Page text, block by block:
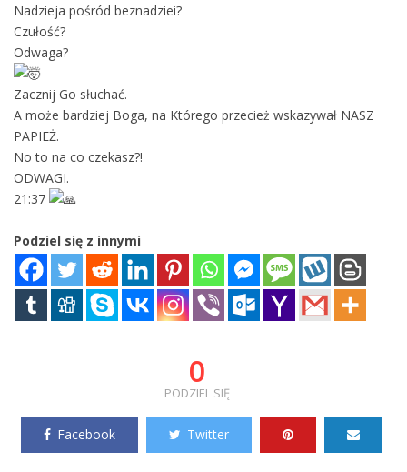
Nadzieja pośród beznadziei?
Czułość?
Odwaga?
Zacznij Go słuchać.
A może bardziej Boga, na Którego przecież wskazywał NASZ
PAPIEŻ.
No to na co czekasz?!
ODWAGI.
21:37
Podziel się z innymi
0
PODZIEL SIĘ
Facebook Twitter